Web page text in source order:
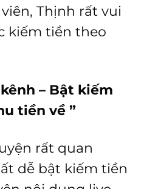
Thịnh rất vui
kiếm tiền theo
– Bật kiếm
tiền về ”
rất quan
dễ bật kiếm tiền